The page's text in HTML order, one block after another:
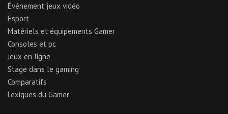
Événement jeux vidéo
Esport
Matériels et équipements Gamer
Consoles et pc
Jeux en ligne
Stage dans le gaming
Comparatifs
Lexiques du Gamer